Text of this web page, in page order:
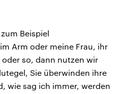
Beispiel
Arm oder meine Frau, ihr
so, dann nutzen wir
Sie überwinden ihre
wie sag ich immer, werden